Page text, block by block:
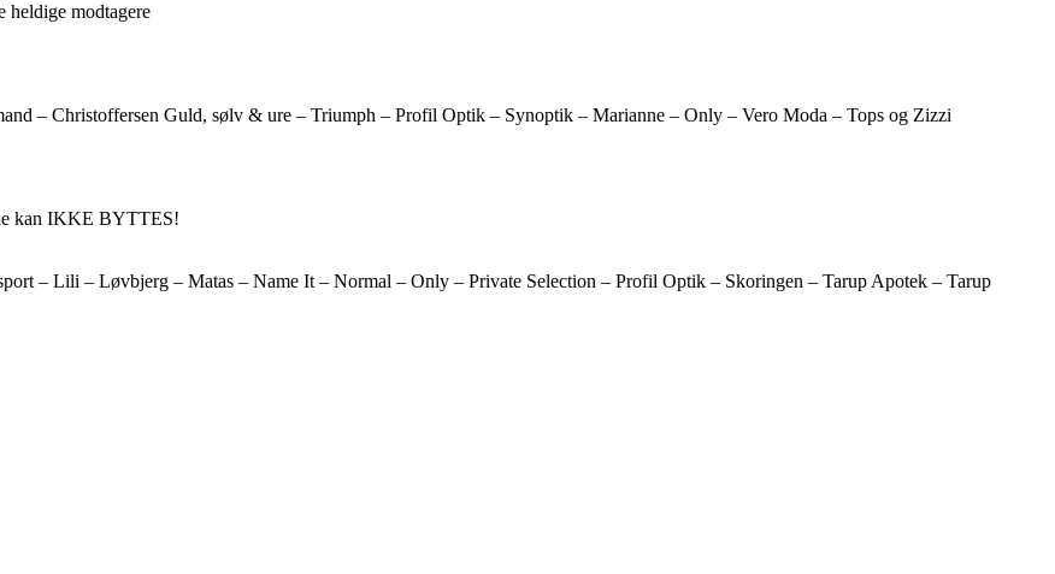
heldige modtagere
– Christoffersen Guld, sølv & ure – Triumph – Profil Optik – Synoptik – Marianne – Only – Vero Moda – Tops og Zizzi
kan IKKE BYTTES!
– Lili – Løvbjerg – Matas – Name It – Normal – Only – Private Selection – Profil Optik – Skoringen – Tarup Apotek – Tarup